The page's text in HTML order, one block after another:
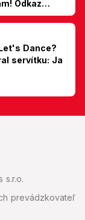
Odkaz
Dance?
servítku: Ja
s.r.o.
prevádzkovateľ